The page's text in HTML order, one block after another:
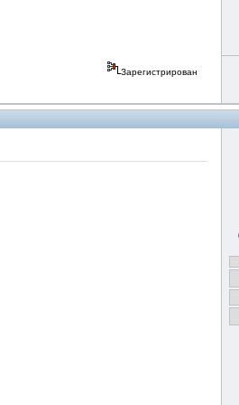
Зарегистрирован